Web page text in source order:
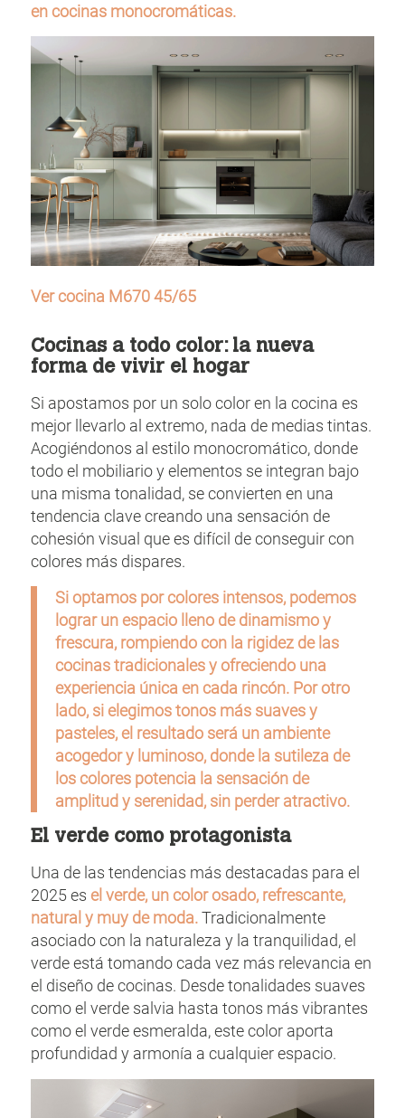
en cocinas monocromáticas.
Ver cocina M670 45/65
Cocinas a todo color: la nueva
forma de vivir el hogar
Si apostamos por un solo color en la cocina es
mejor llevarlo al extremo, nada de medias tintas.
Acogiéndonos al estilo monocromático, donde
todo el mobiliario y elementos se integran bajo
una misma tonalidad, se convierten en una
tendencia clave creando una sensación de
cohesión visual que es difícil de conseguir con
colores más dispares.
Si optamos por colores intensos, podemos
lograr un espacio lleno de dinamismo y
frescura, rompiendo con la rigidez de las
cocinas tradicionales y ofreciendo una
experiencia única en cada rincón. Por otro
lado, si elegimos tonos más suaves y
pasteles, el resultado será un ambiente
acogedor y luminoso, donde la sutileza de
los colores potencia la sensación de
amplitud y serenidad, sin perder atractivo.
El verde como protagonista
Una de las tendencias más destacadas para el
2025 es el verde, un color osado, refrescante,
natural y muy de moda.Tradicionalmente
asociado con la naturaleza y la tranquilidad, el
verde está tomando cada vez más relevancia en
el diseño de cocinas. Desde tonalidades suaves
como el verde salvia hasta tonos más vibrantes
como el verde esmeralda, este color aporta
profundidad y armonía a cualquier espacio.